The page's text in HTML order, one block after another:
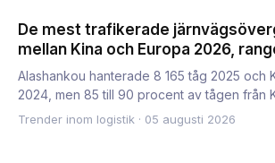
De mest trafikerade
mellan Kina och Europa 2026,
vs. flaskhalsrisk)
Alashankou hanterade 8 165 tåg 2025 och
2024, men 85 till 90 procent av tågen från
anländ…
Trender inom logistik · 05 augusti 2026